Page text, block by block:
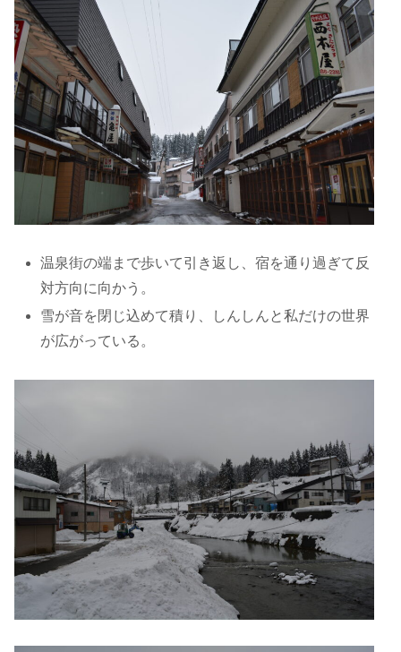
温泉街の端まで歩いて引き返し、宿を通り過ぎて反
対方向に向かう。
雪が音を閉じ込めて積り、しんしんと私だけの世界
が広がっている。